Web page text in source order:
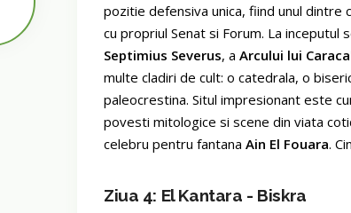
pozitie defensiva unica, fiind unul dintre
cu propriul Senat si Forum. La
Septimius Severus, a Arcului lui
multe cladiri de cult: o catedrala, o
paleocrestina. Situl impresionant este
povesti mitologice si scene din viata
celebru pentru fantana Ain El Fouara.
Ziua 4: El Kantara - Biskra